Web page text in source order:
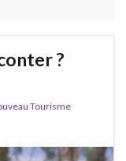
?
Tourisme